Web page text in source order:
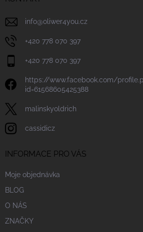
info@oliwer4you.cz
+420 778 070 397
+420 778 070 397
https://www.facebook.com/
id=61568605425388
malinskyoldrich
cassidicz
INFORMACE PRO VÁS
Moje objednávka
BLOG
O NÁS
ZNAČKY